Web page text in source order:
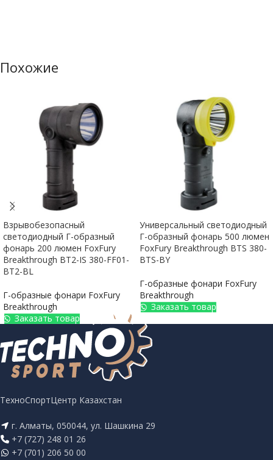
Похожие
Взрывобезопасный
светодиодный Г-образный
фонарь 200 люмен FoxFury
Breakthrough BT2-IS 380-FF01-
BT2-BL
Г-образные фонари FoxFury
Breakthrough
Заказать товар
Универсальный светодиодный
Г-образный фонарь 500 люмен
FoxFury Breakthrough BTS 380-
BTS-BY
Г-образные фонари FoxFury
Breakthrough
Заказать товар
ТехноСпортЦентр Казахстан
г. Алматы, 050044, ул. Шашкина 29
+7 (727) 248 01 26
+7 (701) 206 50 00